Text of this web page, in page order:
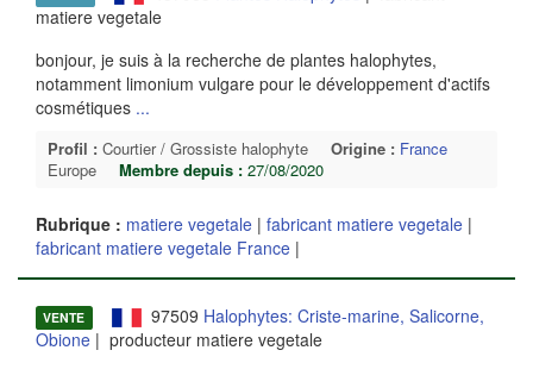
matiere vegetale
bonjour, je suis à la recherche de plantes halophytes,
notamment limonium vulgare pour le développement d'actifs
cosmétiques ...
Profil : Courtier / Grossiste halophyte Origine : France
Europe
Membre depuis : 27/08/2020
Rubrique : matiere vegetale | fabricant matiere vegetale |
fabricant matiere vegetale France |
VENTE 97509 Halophytes: Criste-marine, Salicorne,
Obione | producteur matiere vegetale